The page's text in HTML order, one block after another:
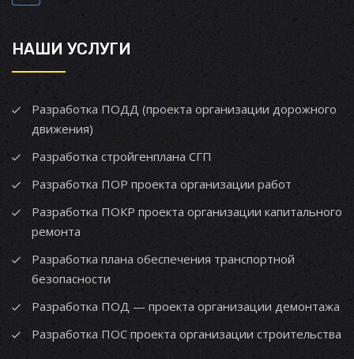
НАШИ УСЛУГИ
Разработка ПОДД (проекта организации дорожного
движения)
Разработка стройгенплана СГП
Разработка ПОР проекта организации работ
Разработка ПОКР проекта организации капитального
ремонта
Разработка плана обеспечения транспортной
безопасности
Разработка ПОД — проекта организации демонтажа
Разработка ПОС проекта организации строительства